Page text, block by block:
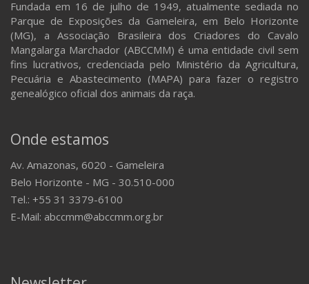
Fundada em 16 de julho de 1949, atualmente sediada no
Parque de Exposições da Gameleira, em Belo Horizonte
(MG), a Associação Brasileira dos Criadores do Cavalo
Mangalarga Marchador (ABCCMM) é uma entidade civil sem
fins lucrativos, credenciada pelo Ministério da Agricultura,
Pecuária e Abastecimento (MAPA) para fazer o registro
genealógico oficial dos animais da raça.
Onde estamos
Av. Amazonas, 6020 - Gameleira
Belo Horizonte - MG - 30.510-000
Tel.: +55 31 3379-6100
E-Mail: abccmm@abccmm.org.br